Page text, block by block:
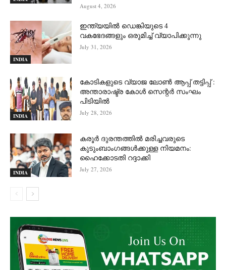
August 4, 2026
INDIA
ഇന്ത്യയിൽ ഡെങ്കിയുടെ 4
വകഭേദങ്ങളും ഒരുമിച്ച് വ്യാപിക്കുന്നു
July 31, 2026
INDIA
കോടികളുടെ വ്യാജ ലോൺ ആപ്പ് തട്ടിപ്പ് :
അന്താരാഷ്ട്ര കോൾ സെന്റർ സംഘം
പിടിയില്‍
July 28, 2026
INDIA
കരൂർ ദുരന്തത്തിൽ മരിച്ചവരുടെ
കുടുംബാംഗങ്ങൾക്കുള്ള നിയമനം:
ഹൈക്കോടതി റദ്ദാക്കി
July 27, 2026